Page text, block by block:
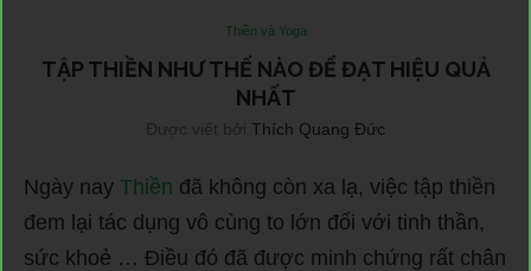
Thiền và Yoga
TẬP THIỀN NHƯ THẾ NÀO ĐỂ ĐẠT HIỆU QUẢ
NHẤT
Được viết bởi Thích Quang Đức
Ngày nay Thiền đã không còn xa lạ, việc tập thiền
đem lại tác dụng vô cùng to lớn đối với tinh thần,
sức khoẻ … Điều đó đã được minh chứng rất chân